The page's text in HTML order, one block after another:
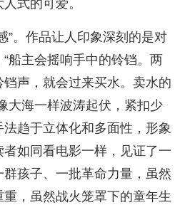
式的可爱。
”。作品让人印象深刻的是对
船主会摇响手中的铃铛。两
声，就会过来买水。卖水的
大海一样波涛起伏，紧扣少
趋于立体化和多面性，形象
如同看电影一样，见证了一
孩子、一批革命力量，虽然
，虽然战火笼罩下的童年生